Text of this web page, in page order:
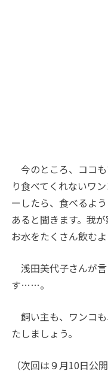
今のところ、ココ
り食べてくれないワ
ーしたら、食べるよ
あると聞きます。我
お水をたくさん飲む
浅田美代子さんが
す……。
飼い主も、ワンコ
たしましょう。
（次回は９月10日公